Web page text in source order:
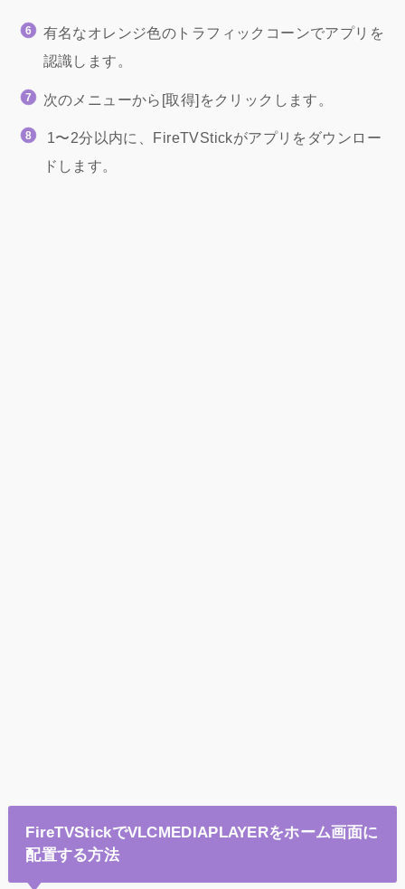
有名なオレンジ色のトラフィックコーンでアプリを
認識します。
次のメニューから[取得]をクリックします。
1〜2分以内に、FireTVStickがアプリをダウンロー
ドします。
FireTVStickでVLCMEDIAPLAYERをホーム画面に
配置する方法